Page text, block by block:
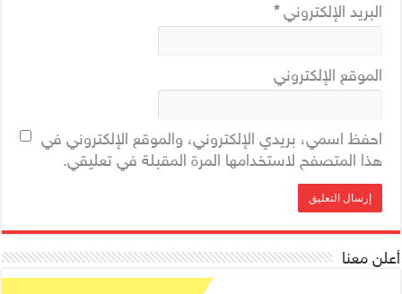
البريد الإلكتروني*
الموقع الإلكتروني
احفظ اسمي، بريدي الإلكتروني، والموقع الإلكتروني في
هذا المتصفح لاستخدامها المرة المقبلة في تعليقي.
أعلن معنا